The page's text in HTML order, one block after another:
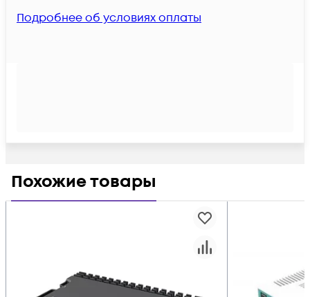
Подробнее об условиях оплаты
Похожие товары